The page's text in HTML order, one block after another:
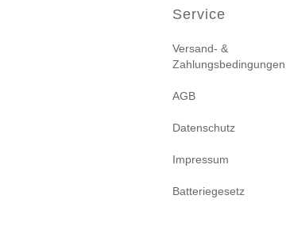
Service
Versand- &
Zahlungsbedingungen
AGB
Datenschutz
Impressum
Batteriegesetz